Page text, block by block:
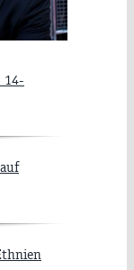
14-